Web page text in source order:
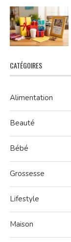
CATÉGOIRES
Alimentation
Beauté
Bébé
Grossesse
Lifestyle
Maison